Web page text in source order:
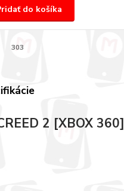
do košíka
303
2 [XBOX 360]